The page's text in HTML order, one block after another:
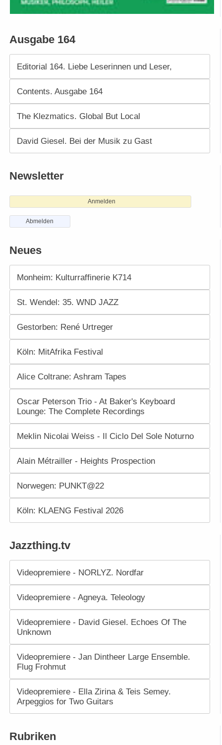
Ausgabe 164
Editorial 164. Liebe Leserinnen und Leser,
Contents. Ausgabe 164
The Klezmatics. Global But Local
David Giesel. Bei der Musik zu Gast
Newsletter
Anmelden
Abmelden
Neues
Monheim: Kulturraffinerie K714
St. Wendel: 35. WND JAZZ
Gestorben: René Urtreger
Köln: MitAfrika Festival
Alice Coltrane: Ashram Tapes
Oscar Peterson Trio - At Baker's Keyboard
Lounge: The Complete Recordings
Meklin Nicolai Weiss - Il Ciclo Del Sole Noturno
Alain Métrailler - Heights Prospection
Norwegen: PUNKT@22
Köln: KLAENG Festival 2026
Jazzthing.tv
Videopremiere - NORLYZ. Nordfar
Videopremiere - Agneya. Teleology
Videopremiere - David Giesel. Echoes Of The
Unknown
Videopremiere - Jan Dintheer Large Ensemble.
Flug Frohmut
Videopremiere - Ella Zirina & Teis Semey.
Arpeggios for Two Guitars
Rubriken